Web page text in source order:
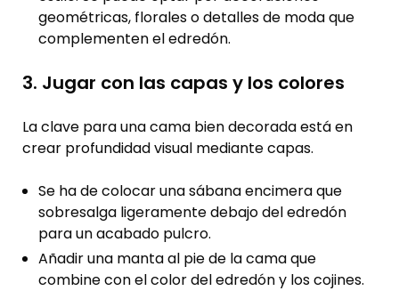
geométricas, florales o detalles de moda que
complementen el edredón.
3. Jugar con las capas y los colores
La clave para una cama bien decorada está en
crear profundidad visual mediante capas.
Se ha de colocar una sábana encimera que
sobresalga ligeramente debajo del edredón
para un acabado pulcro.
Añadir una manta al pie de la cama que
combine con el color del edredón y los cojines.